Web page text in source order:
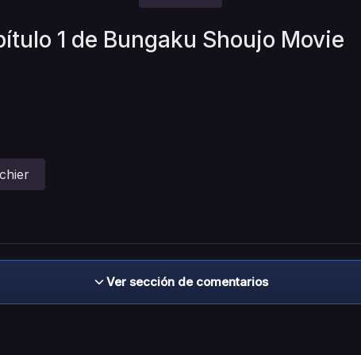
1 de Bungaku Shoujo Movie
Ver sección de comentarios